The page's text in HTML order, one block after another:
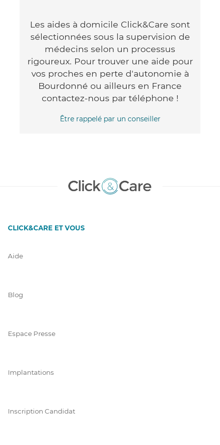
Les aides à domicile Click&Care sont
sélectionnées sous la supervision de
médecins selon un processus
rigoureux. Pour trouver une aide pour
vos proches en perte d'autonomie à
Bourdonné ou ailleurs en France
contactez-nous par téléphone !
Être rappelé par un conseiller
CLICK&CARE ET VOUS
Aide
Blog
Espace Presse
Implantations
Inscription Candidat